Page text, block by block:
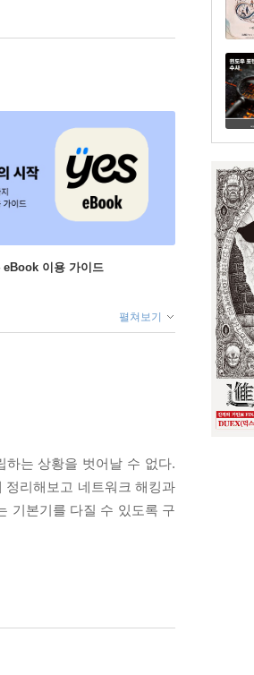
이용 가이드
펼쳐보기
는 상황을 벗어날 수 없다.
정리해보고 네트워크 해킹과
기본기를 다질 수 있도록 구